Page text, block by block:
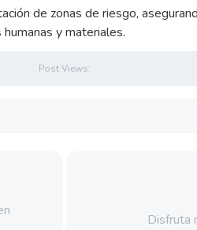
de zonas de riesgo,
y materiales.
Post Views:
Disfruta